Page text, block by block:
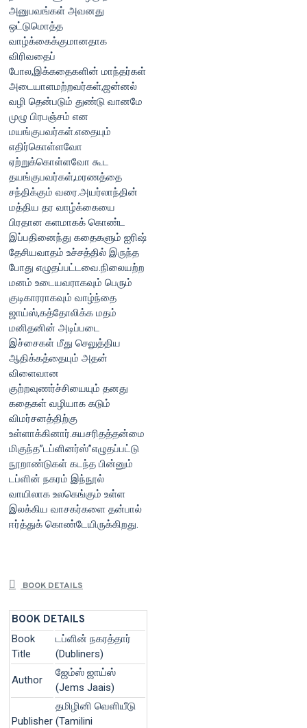
அனுபவங்கள் அவனது
ஒட்டுமொத்த
வாழ்க்கைக்குமானதாக
விரிவதைப்
போல,இக்கதைகளின் மாந்தர்கள்
அடையாளமற்றவர்கள்,ஜன்னல்
வழி தென்படும் துண்டு வானமே
முழு பிரபஞ்சம் என
மயங்குபவர்கள்.எதையும்
எதிர்கொள்ளவோ
ஏற்றுக்கொள்ளவோ கூட
தயங்குபவர்கள்,மரணத்தை
சந்திக்கும் வரை.அயர்லாந்தின்
மத்திய தர வாழ்க்கையை
பிரதான களமாகக் கொண்ட
இப்பதினைந்து கதைகளும் ஐரிஷ்
தேசியவாதம் உச்சத்தில் இருந்த
போது எழுதப்பட்டவை.நிலையற்ற
மனம் உடையவராகவும் பெரும்
குடிகாரராகவும் வாழ்ந்தை
ஜாய்ஸ்,கத்தோலிக்க மதம்
மனிதனின் அடிப்படை
இச்சைகள் மீது செலுத்திய
ஆதிக்கத்தையும் அதன்
விளைவான
குற்றவுணர்ச்சியையும் தனது
கதைகள் வழியாக கடும்
விமர்சனத்திற்கு
உள்ளாக்கினார்.சுயசரிதத்தன்மை
மிகுந்த”டப்ளினர்ஸ்”எழுதப்பட்டு
நூறாண்டுகள் கடந்த பின்னும்
டப்ளின் நகரம் இந்நூல்
வாயிலாக உலகெங்கும் உள்ள
இலக்கிய வாசகர்களை தன்பால்
ஈர்த்துக் கொண்டேயிருக்கிறது.
BOOK DETAILS
BOOK DETAILS
Book
Title
டப்ளின் நகரத்தார்
(Dubliners)
Author
ஜேம்ஸ் ஜாய்ஸ்
(Jems Jaais)
Publisher
தமிழினி வெளியீடு
(Tamilini